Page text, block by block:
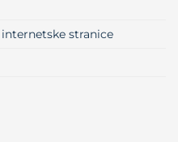
stranice